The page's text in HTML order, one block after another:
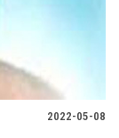
2022-05-08